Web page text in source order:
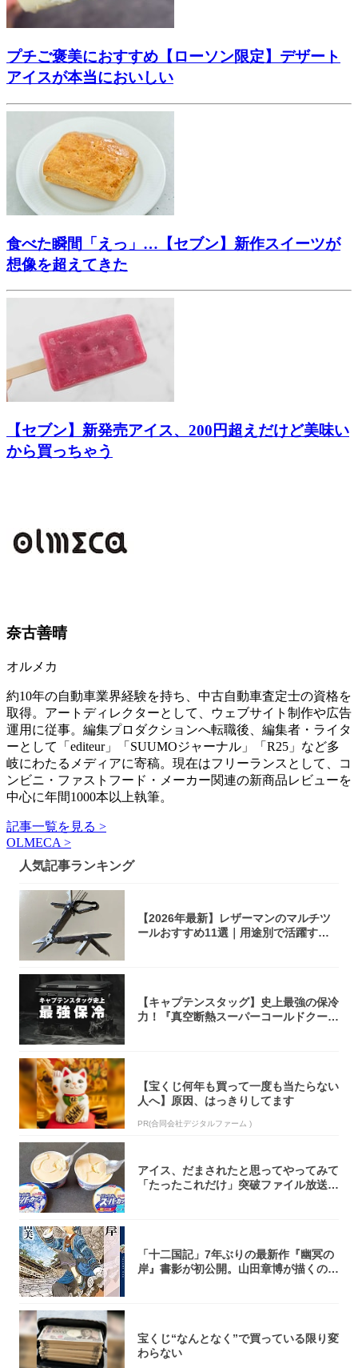
プチご褒美におすすめ【ローソン限定】デザート
アイスが本当においしい
食べた瞬間「えっ」…【セブン】新作スイーツが
想像を超えてきた
【セブン】新発売アイス、200円超えだけど美味い
から買っちゃう
奈古善晴
オルメカ
約10年の自動車業界経験を持ち、中古自動車査定士の資格を
取得。アートディレクターとして、ウェブサイト制作や広告
運用に従事。編集プロダクションへ転職後、編集者・ライタ
ーとして「editeur」「SUUMOジャーナル」「R25」など多
岐にわたるメディアに寄稿。現在はフリーランスとして、コ
ンビニ・ファストフード・メーカー関連の新商品レビューを
中心に年間1000本以上執筆。
記事一覧を見る >
OLMECA >
人気記事ランキング
【2026年最新】レザーマンのマルチツ
ールおすすめ11選｜用途別で活躍する
【キャプテンスタッグ】史上最強の保冷
力！『真空断熱スーパーコールドクーラ
【宝くじ何年も買って一度も当たらない
人へ】原因、はっきりしてます
PR(合同会社デジタルファーム )
アイス、だまされたと思ってやってみて
「たったこれだけ」突破ファイル放送で
「十二国記」7年ぶりの最新作『幽冥の
岸』書影が初公開。山田章博が描くのは
宝くじ“なんとなく”で買っている限り変
わらない